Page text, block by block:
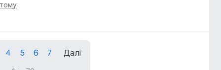
4 5 6 7
Далі